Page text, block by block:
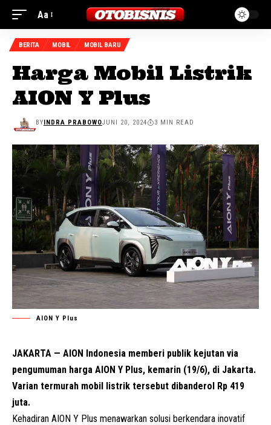
Aa
BERITA MOBIL MOBIL BARU
Harga Mobil Listrik
AION Y Plus
BYINDRA PRABOWOJUNI 20, 2024 3 MIN READ
AION Y Plus
JAKARTA — AION Indonesia memberi publik kejutan via
pengumuman harga AION Y Plus, kemarin (19/6), di Jakarta.
Varian termurah mobil listrik tersebut dibanderol Rp 419
juta.
Kehadiran AION Y Plus menawarkan solusi berkendara inovatif